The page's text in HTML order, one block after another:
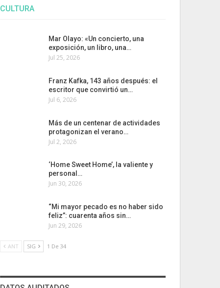
CULTURA
Mar Olayo: «Un concierto, una
exposición, un libro, una…
Jul 25, 2026
Franz Kafka, 143 años después: el
escritor que convirtió un…
Jul 6, 2026
Más de un centenar de actividades
protagonizan el verano…
Jul 2, 2026
‘Home Sweet Home’, la valiente y
personal…
Jun 30, 2026
“Mi mayor pecado es no haber sido
feliz”: cuarenta años sin…
Jun 29, 2026
ANT SIG 1 De 34